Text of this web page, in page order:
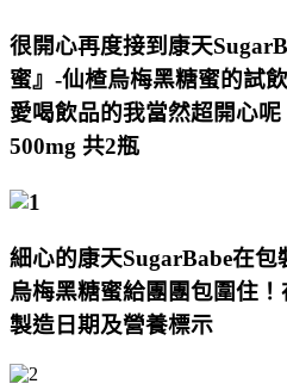
很開心再度接到康天
蜜』-仙楂烏梅黑糖蜜的試
愛喝飲品的我當然超開心呢
500mg 共2瓶
細心的康天SugarBabe在
烏梅黑糖蜜給團團包圍住！
製造日期及營養標示